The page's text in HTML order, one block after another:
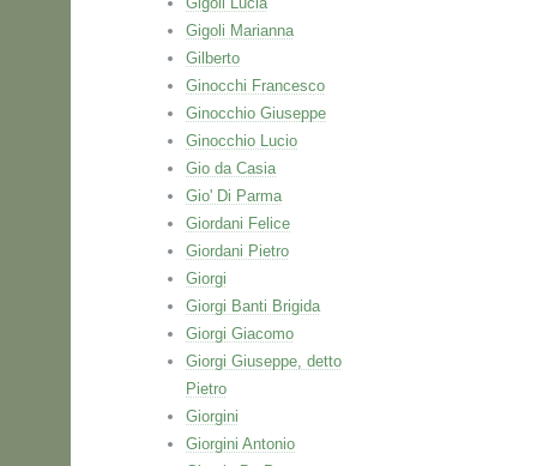
Gigoli Marianna
Gilberto
Ginocchi Francesco
Ginocchio Giuseppe
Ginocchio Lucio
Gio da Casia
Gio' Di Parma
Giordani Felice
Giordani Pietro
Giorgi
Giorgi Banti Brigida
Giorgi Giacomo
Giorgi Giuseppe, detto
Pietro
Giorgini
Giorgini Antonio